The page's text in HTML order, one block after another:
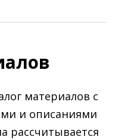
материалов с
и описаниями
рассчитывается